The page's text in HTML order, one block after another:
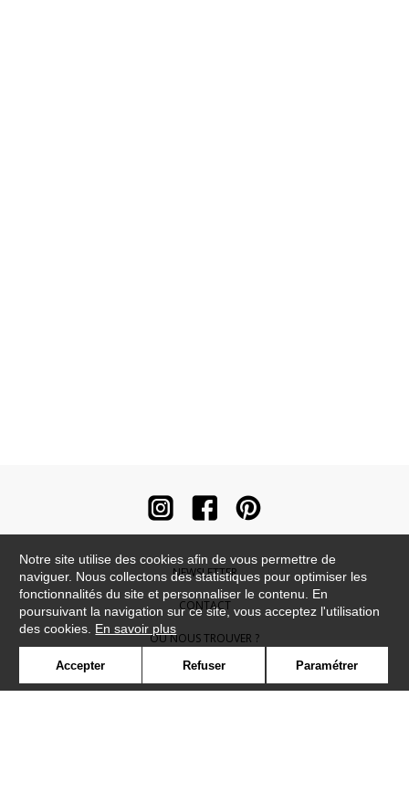
NEWSLETTER
CONTACT
OÙ NOUS TROUVER ?
CONTRACT
Notre site utilise des cookies afin de vous permettre de
naviguer. Nous collectons des statistiques pour optimiser les
fonctionnalités du site et personnaliser le contenu. En
poursuivant la navigation sur ce site, vous acceptez l'utilisation
des cookies. En savoir plus
Accepter Refuser Paramétrer